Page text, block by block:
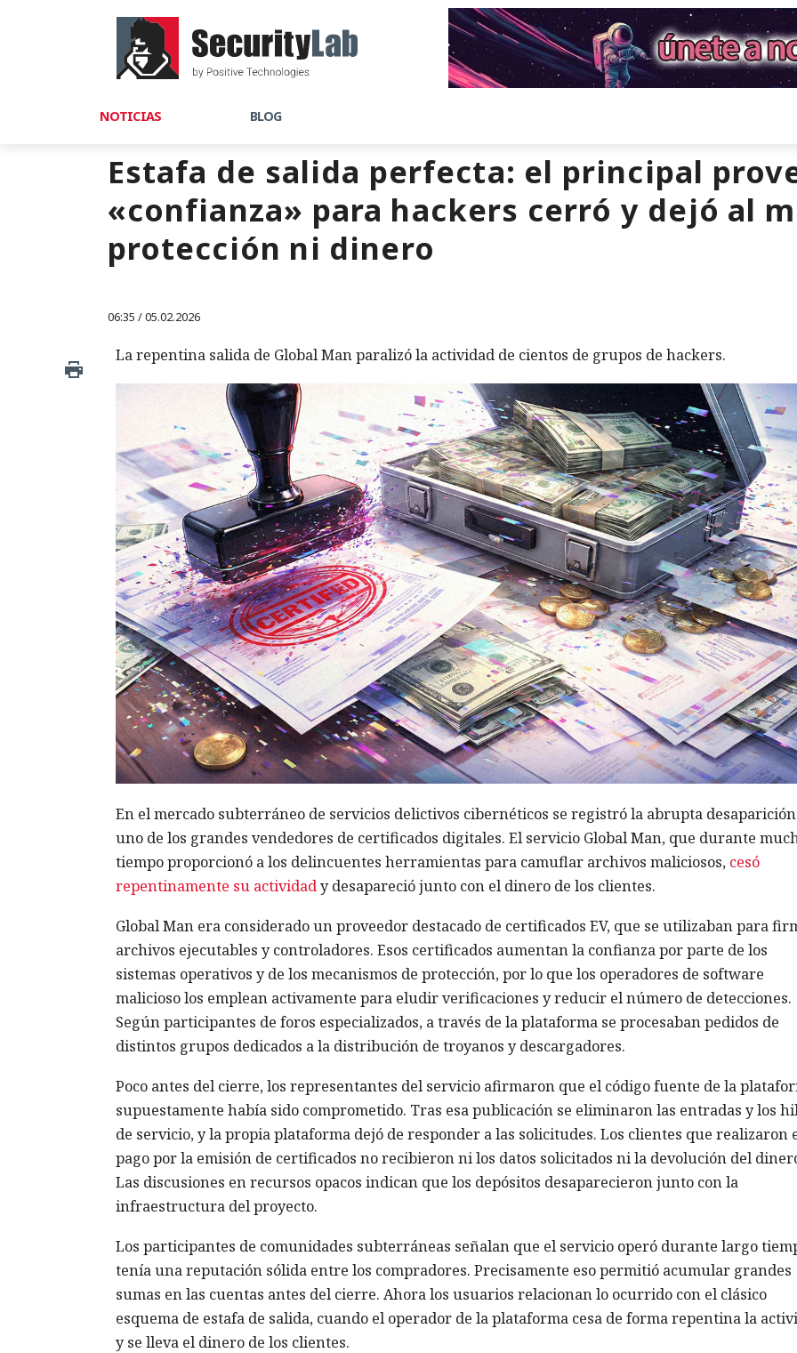
NOTICIAS BLOG
Estafa de salida perfecta: el principal
«confianza» para hackers cerró y dejó al
protección ni dinero
06:35 / 05.02.2026
La repentina salida de Global Man paralizó la actividad de cientos de grupos de hackers.
En el mercado subterráneo de servicios delictivos cibernéticos se registró la abrupta
uno de los grandes vendedores de certificados digitales. El servicio Global Man, que durante
tiempo proporcionó a los delincuentes herramientas para camuflar archivos maliciosos, cesó
repentinamente su actividady desapareció junto con el dinero de los clientes.
Global Man era considerado un proveedor destacado de certificados EV, que se utilizaban para
archivos ejecutables y controladores. Esos certificados aumentan la confianza por parte de los
sistemas operativos y de los mecanismos de protección, por lo que los operadores de software
malicioso los emplean activamente para eludir verificaciones y reducir el número de detecciones.
Según participantes de foros especializados, a través de la plataforma se procesaban pedidos de
distintos grupos dedicados a la distribución de troyanos y descargadores.
Poco antes del cierre, los representantes del servicio afirmaron que el código fuente de la
supuestamente había sido comprometido. Tras esa publicación se eliminaron las entradas y los
de servicio, y la propia plataforma dejó de responder a las solicitudes. Los clientes que realizaron
pago por la emisión de certificados no recibieron ni los datos solicitados ni la devolución del
Las discusiones en recursos opacos indican que los depósitos desaparecieron junto con la
infraestructura del proyecto.
Los participantes de comunidades subterráneas señalan que el servicio operó durante largo
tenía una reputación sólida entre los compradores. Precisamente eso permitió acumular grandes
sumas en las cuentas antes del cierre. Ahora los usuarios relacionan lo ocurrido con el clásico
esquema de estafa de salida, cuando el operador de la plataforma cesa de forma repentina la
y se lleva el dinero de los clientes.